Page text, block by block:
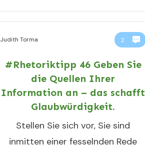
Judith Torma 2
#Rhetoriktipp 46 Geben Sie
die Quellen Ihrer
Information an – das schafft
Glaubwürdigkeit.
Stellen Sie sich vor, Sie sind
inmitten einer fesselnden Rede